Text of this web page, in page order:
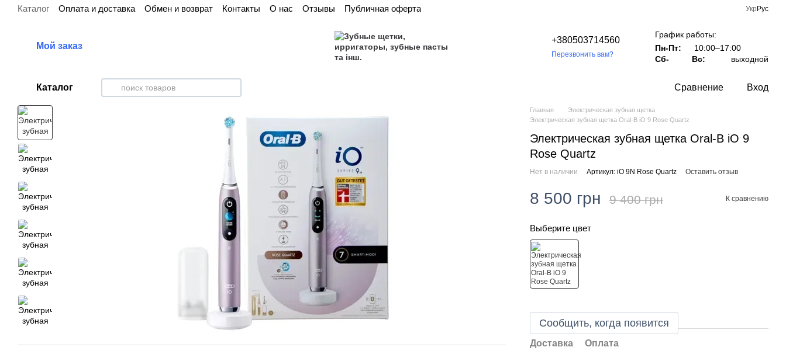
Перейти к основному контенту
Каталог Оплата и доставка Обмен и возврат Контакты О нас Отзывы Публичная оферта Укр Рус
Мой заказ
+380503714560
Перезвонить вам?
График работы:
Пн-Пт:
10:00–17:00
Сб-
Вс: выходной
Каталог Сравнение Вход
Главная
Электрическая зубная щетка
Электрическая зубная щетка Oral-B iO 9 Rose Quartz
Электрическая зубная щетка Oral-B iO 9
Rose Quartz
Нет в наличии Артикул: iO 9N Rose Quartz Оставить отзыв
8 500 грн 9 400 грн К сравнению
Выберите цвет
Сообщить, когда появится
Доставка Оплата